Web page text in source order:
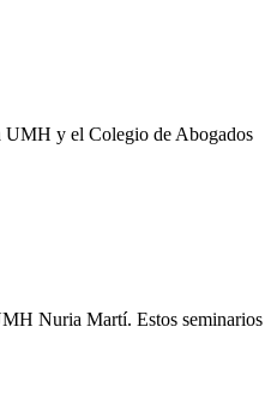
UMH y el Colegio de Abogados
Nuria Martí. Estos seminarios